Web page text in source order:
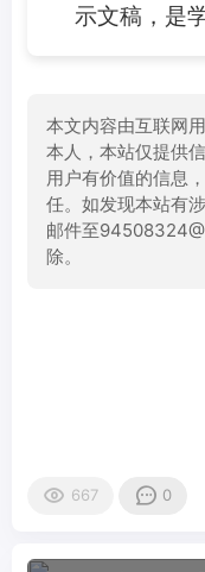
示文稿，是
本文内容由互联网
本人，本站仅提供
用户有价值的信息
任。如发现本站有
邮件至
除。
667 0